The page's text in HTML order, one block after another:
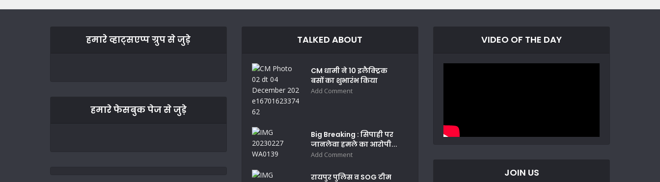
हमारे व्हाट्सएप्प ग्रुप से जुड़े
हमारे फेसबुक पेज से जुड़े
TALKED ABOUT
CM धामी ने 10 इलैक्ट्रिक
बसों का शुभारंभ किया
Add Comment
Big Breaking : सिपाही पर
जानलेवा हमले का आरोपी...
Add Comment
रायपुर पुलिस व SOG टीम
VIDEO OF THE DAY
JOIN US